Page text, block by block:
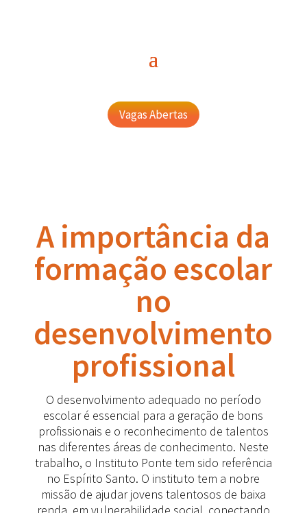
Vagas Abertas
A importância da
formação escolar
no
desenvolvimento
profissional
O desenvolvimento adequado no período
escolar é essencial para a geração de bons
profissionais e o reconhecimento de talentos
nas diferentes áreas de conhecimento. Neste
trabalho, o Instituto Ponte tem sido referência
no Espírito Santo. O instituto tem a nobre
missão de ajudar jovens talentosos de baixa